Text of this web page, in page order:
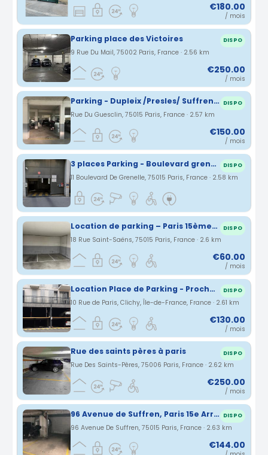
€180.00
/ mois
Parking place des Victoires DISPO
9 Rue Du Mail, 75002 Paris, France · 2.56 km
€250.00
/ mois
Parking - Dupleix /Presles/ Suffren - Accès facile niveau -1 DISPO
Rue Du Guesclin, 75015 Paris, France · 2.57 km
€150.00
/ mois
3 places Parking - Boulevard grenelle Paris 15eme DISPO
11 Boulevard De Grenelle, 75015 Paris, France · 2.58 km
Location de parking – Paris 15ème, Rue Saint-Saëns DISPO
18 Rue Saint-Saëns, 75015 Paris, France · 2.6 km
€60.00
/ mois
Location Place de Parking - Proche Tribunal d'Instance de Paris DISPO
10 Rue de Paris, Clichy, Île-de-France, France · 2.61 km
€130.00
/ mois
Rue des saints pères à paris DISPO
Rue Des Saints-Pères, 75006 Paris, France · 2.62 km
€250.00
/ mois
96 Avenue de Suffren, Paris 15e Arrondissement, Île-de-France, France Direct propriétaire: Place de parking. Parking lumineux et sécurisé. 2ème Sous sol. DISPO
96 Avenue De Suffren, 75015 Paris, France · 2.63 km
€144.00